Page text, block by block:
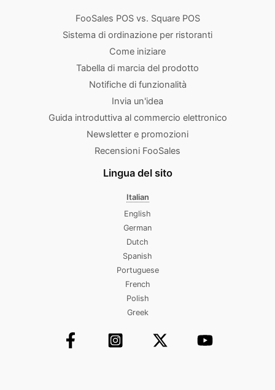
FooSales POS vs. Square POS
Sistema di ordinazione per ristoranti
Come iniziare
Tabella di marcia del prodotto
Notifiche di funzionalità
Invia un'idea
Guida introduttiva al commercio elettronico
Newsletter e promozioni
Recensioni FooSales
Lingua del sito
Italian
English
German
Dutch
Spanish
Portuguese
French
Polish
Greek